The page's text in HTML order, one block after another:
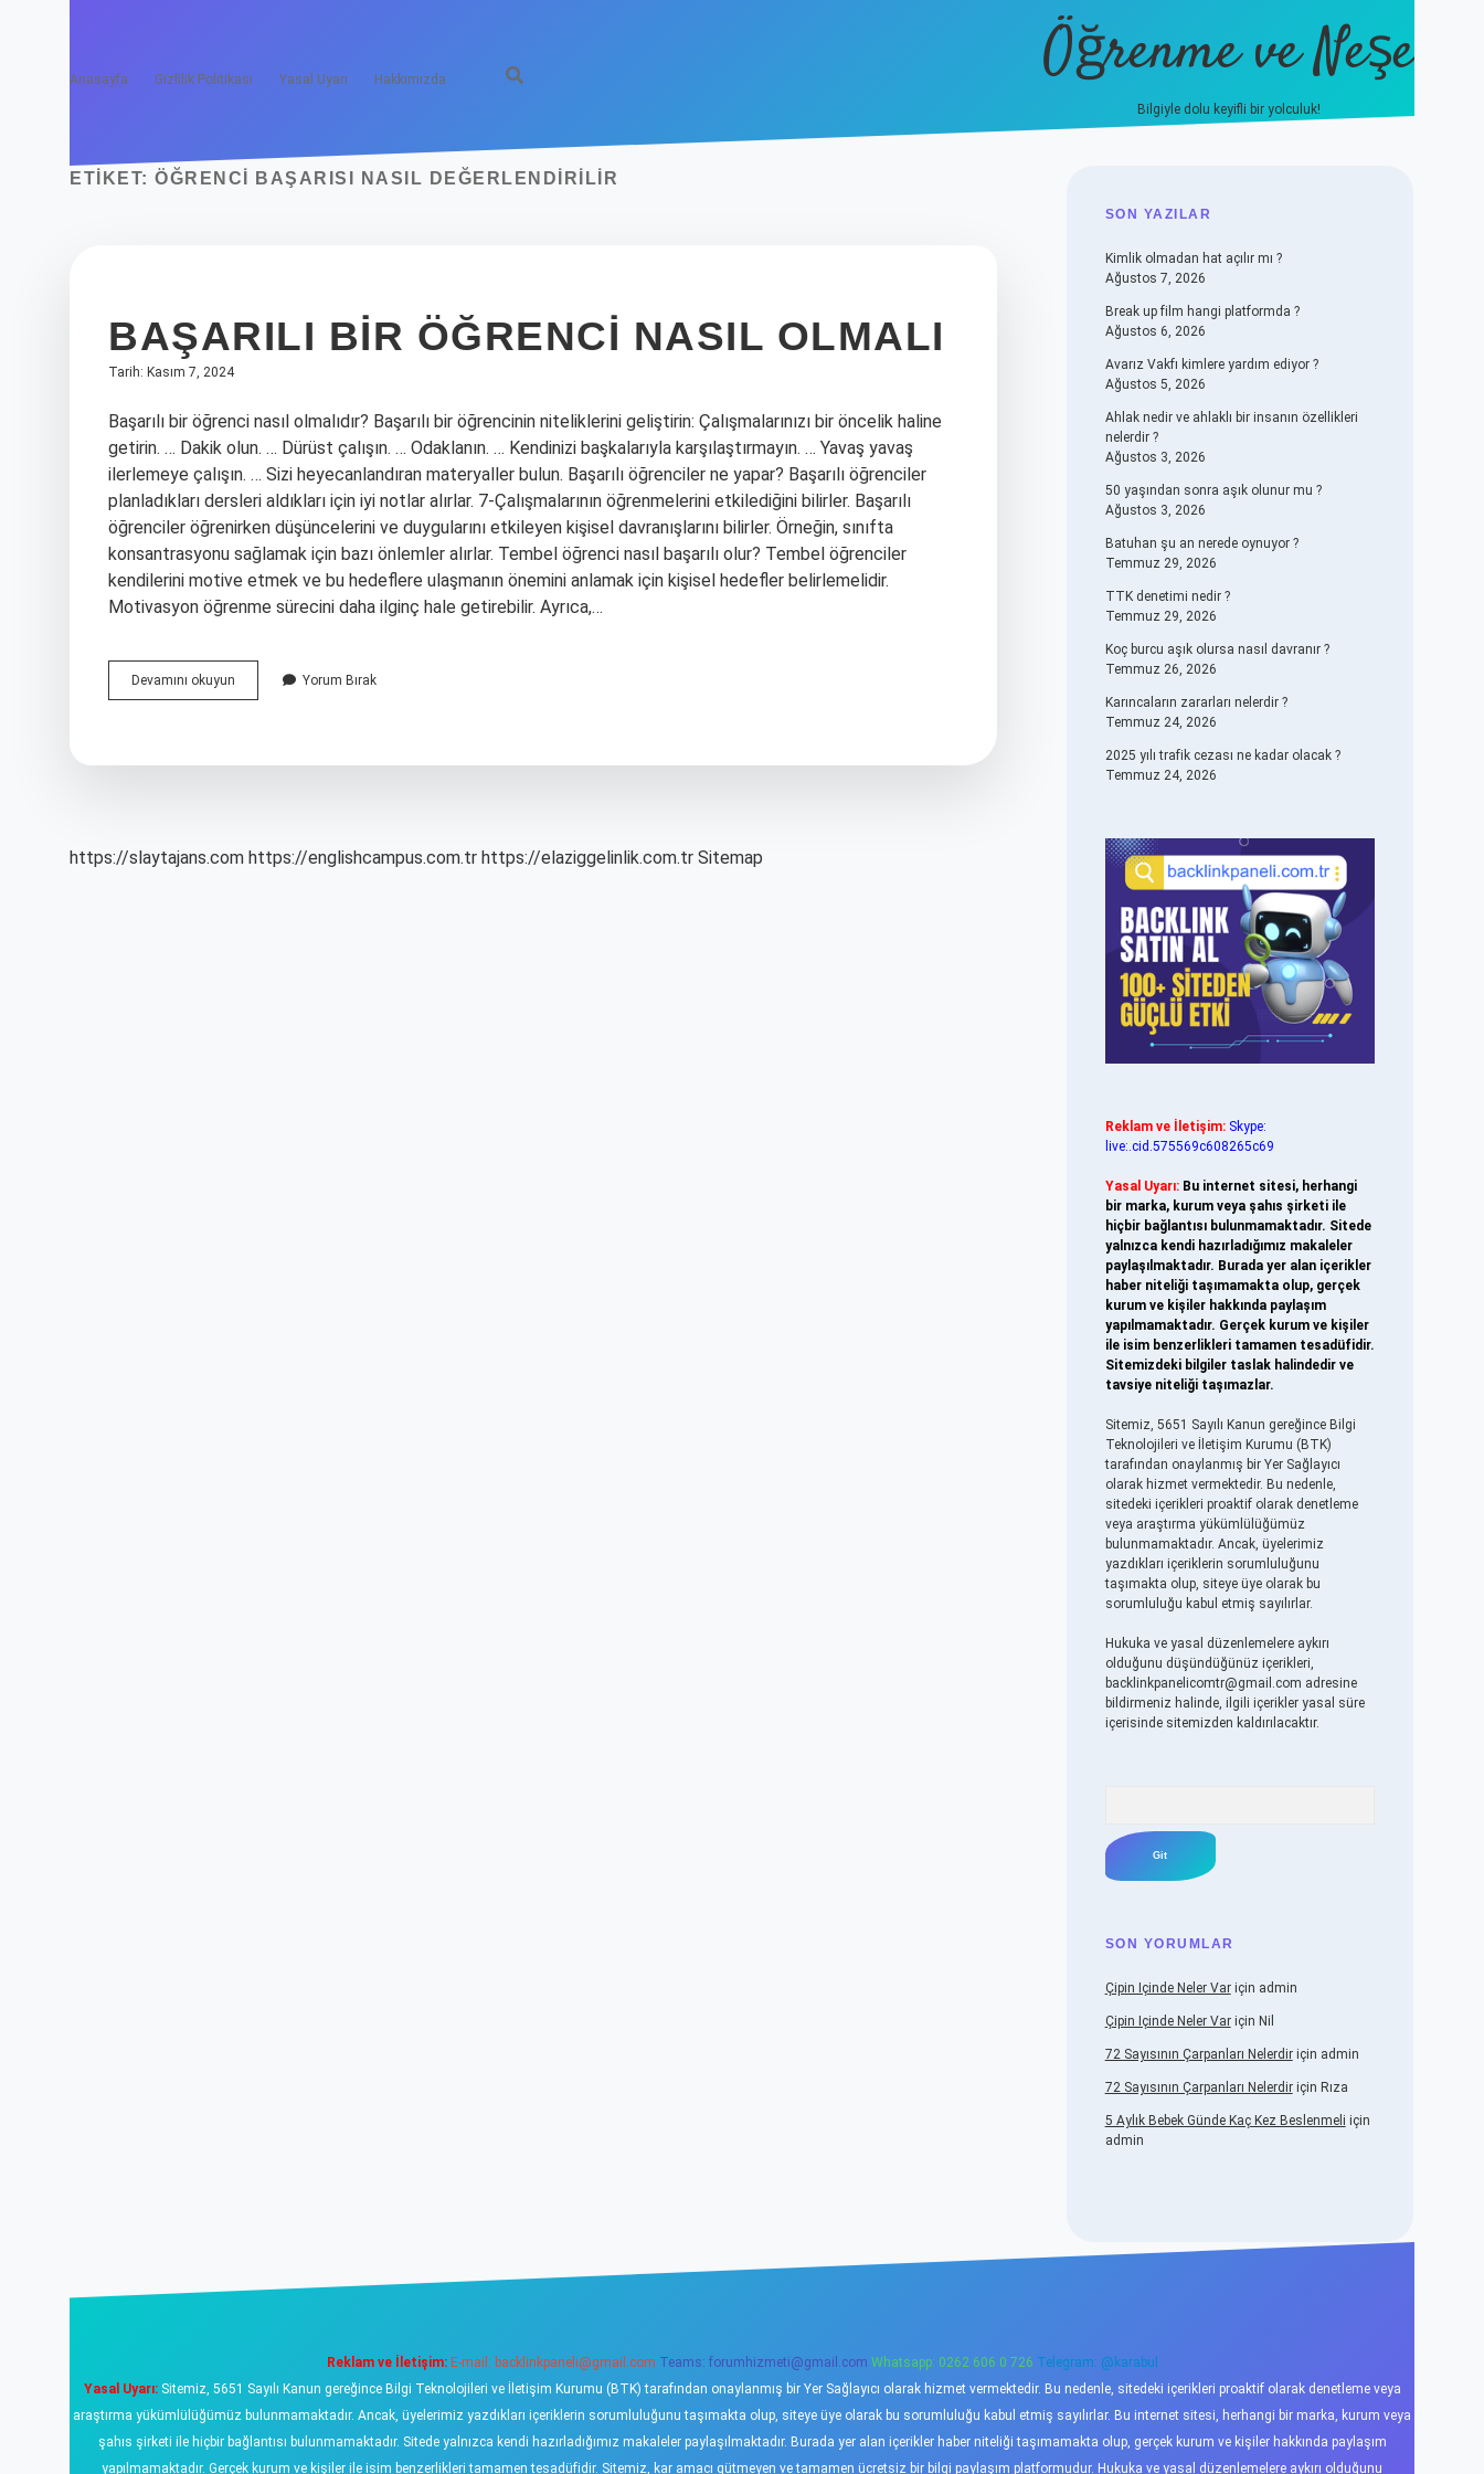
Anasayfa Gizlilik Politikası Yasal Uyarı Hakkımızda Öğrenme ve Neşe
Bilgiyle dolu keyifli bir yolculuk!
ETIKET: ÖĞRENCI BAŞARISI NASIL DEĞERLENDIRILIR
BAŞARILI BIR ÖĞRENCI NASIL OLMALI
Tarih: Kasım 7, 2024
Başarılı bir öğrenci nasıl olmalıdır? Başarılı bir öğrencinin niteliklerini geliştirin: Çalışmalarınızı bir öncelik haline
getirin. … Dakik olun. … Dürüst çalışın. … Odaklanın. … Kendinizi başkalarıyla karşılaştırmayın. … Yavaş yavaş
ilerlemeye çalışın. … Sizi heyecanlandıran materyaller bulun. Başarılı öğrenciler ne yapar? Başarılı öğrenciler
planladıkları dersleri aldıkları için iyi notlar alırlar. 7-Çalışmalarının öğrenmelerini etkilediğini bilirler. Başarılı
öğrenciler öğrenirken düşüncelerini ve duygularını etkileyen kişisel davranışlarını bilirler. Örneğin, sınıfta
konsantrasyonu sağlamak için bazı önlemler alırlar. Tembel öğrenci nasıl başarılı olur? Tembel öğrenciler
kendilerini motive etmek ve bu hedeflere ulaşmanın önemini anlamak için kişisel hedefler belirlemelidir.
Motivasyon öğrenme sürecini daha ilginç hale getirebilir. Ayrıca,…
Devamını okuyun
Bir
Yorum Bırak
https://slaytajans.com https://englishcampus.com.tr https://elaziggelinlik.com.tr Sitemap
SIDEBAR
SON YAZILAR
Kimlik olmadan hat açılır mı ?
Ağustos 7, 2026
Break up film hangi platformda ?
Ağustos 6, 2026
Avarız Vakfı kimlere yardım ediyor ?
Ağustos 5, 2026
Ahlak nedir ve ahlaklı bir insanın özellikleri
nelerdir ?
Ağustos 3, 2026
50 yaşından sonra aşık olunur mu ?
Ağustos 3, 2026
Batuhan şu an nerede oynuyor ?
Temmuz 29, 2026
TTK denetimi nedir ?
Temmuz 29, 2026
Koç burcu aşık olursa nasıl davranır ?
Temmuz 26, 2026
Karıncaların zararları nelerdir ?
Temmuz 24, 2026
2025 yılı trafik cezası ne kadar olacak ?
Temmuz 24, 2026
Reklam ve İletişim: Skype:
live:.cid.575569c608265c69
Yasal Uyarı: Bu internet sitesi, herhangi
bir marka, kurum veya şahıs şirketi ile
hiçbir bağlantısı bulunmamaktadır. Sitede
yalnızca kendi hazırladığımız makaleler
paylaşılmaktadır. Burada yer alan içerikler
haber niteliği taşımamakta olup, gerçek
kurum ve kişiler hakkında paylaşım
yapılmamaktadır. Gerçek kurum ve kişiler
ile isim benzerlikleri tamamen tesadüfidir.
Sitemizdeki bilgiler taslak halindedir ve
tavsiye niteliği taşımazlar.
Sitemiz, 5651 Sayılı Kanun gereğince Bilgi
Teknolojileri ve İletişim Kurumu (BTK)
tarafından onaylanmış bir Yer Sağlayıcı
olarak hizmet vermektedir. Bu nedenle,
sitedeki içerikleri proaktif olarak denetleme
veya araştırma yükümlülüğümüz
bulunmamaktadır. Ancak, üyelerimiz
yazdıkları içeriklerin sorumluluğunu
taşımakta olup, siteye üye olarak bu
sorumluluğu kabul etmiş sayılırlar.
Hukuka ve yasal düzenlemelere aykırı
olduğunu düşündüğünüz içerikleri,
backlinkpanelicomtr@gmail.com adresine
bildirmeniz halinde, ilgili içerikler yasal süre
içerisinde sitemizden kaldırılacaktır.
SON YORUMLAR
Çipin Içinde Neler Variçin admin
Çipin Içinde Neler Variçin Nil
72 Sayısının Çarpanları Nelerdiriçin admin
72 Sayısının Çarpanları Nelerdiriçin Rıza
5 Aylık Bebek Günde Kaç Kez Beslenmeli için
admin
Reklam ve İletişim: E-mail: backlinkpaneli@gmail.com Teams: forumhizmeti@gmail.com Whatsapp: 0262 606 0 726 Telegram: @karabul
Yasal Uyarı:Sitemiz, 5651 Sayılı Kanun gereğince Bilgi Teknolojileri ve İletişim Kurumu (BTK) tarafından onaylanmış bir Yer Sağlayıcı olarak hizmet vermektedir. Bu nedenle, sitedeki içerikleri proaktif olarak denetleme veya
araştırma yükümlülüğümüz bulunmamaktadır. Ancak, üyelerimiz yazdıkları içeriklerin sorumluluğunu taşımakta olup, siteye üye olarak bu sorumluluğu kabul etmiş sayılırlar. Bu internet sitesi, herhangi bir marka, kurum veya
şahıs şirketi ile hiçbir bağlantısı bulunmamaktadır. Sitede yalnızca kendi hazırladığımız makaleler paylaşılmaktadır. Burada yer alan içerikler haber niteliği taşımamakta olup, gerçek kurum ve kişiler hakkında paylaşım
yapılmamaktadır. Gerçek kurum ve kişiler ile isim benzerlikleri tamamen tesadüfidir. Sitemiz, kar amacı gütmeyen ve tamamen ücretsiz bir bilgi paylaşım platformudur. Hukuka ve yasal düzenlemelere aykırı olduğunu